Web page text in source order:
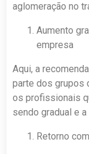
aglomeração no
Aumento
empresa
Aqui, a
parte dos grupos
os profissionais
sendo gradual e
Retorno